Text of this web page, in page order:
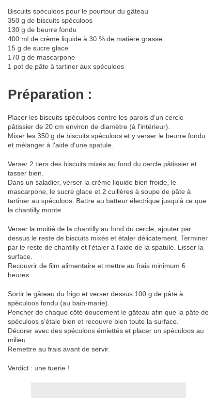
Biscuits spéculoos pour le pourtour du gâteau
350 g de biscuits spéculoos
130 g de beurre fondu
400 ml de crème liquide à 30 % de matière grasse
15 g de sucre glace
170 g de mascarpone
1 pot de pâte à tartiner aux spéculoos
Préparation :
Placer les biscuits spéculoos contre les parois d'un cercle
pâtissier de 20 cm environ de diamètre (à l'intérieur).
Mixer les 350 g de biscuits spéculoos et y verser le beurre fondu
et mélanger à l'aide d'une spatule.
Verser 2 tiers des biscuits mixés au fond du cercle pâtissier et
tasser bien.
Dans un saladier, verser la crème liquide bien froide, le
mascarpone, le sucre glace et 2 cuillères à soupe de pâte à
tartiner au spéculoos. Battre au batteur électrique jusqu'à ce que
la chantilly monte.
Verser la moitié de la chantilly au fond du cercle, ajouter par
dessus le reste de biscuits mixés et étaler délicatement. Terminer
par le reste de chantilly et l'étaler à l'aide de la spatule. Lisser la
surface.
Recouvrir de film alimentaire et mettre au frais minimum 6
heures.
Sortir le gâteau du frigo et verser dessus 100 g de pâte à
spéculoos fondu (au bain-marie).
Pencher de chaque côté doucement le gâteau afin que la pâte de
spéculoos s'étale bien et recouvre bien toute la surface.
Décorer avec des spéculoos émiettés et placer un spéculoos au
milieu.
Remettre au frais avant de servir.
Verdict : une tuerie !